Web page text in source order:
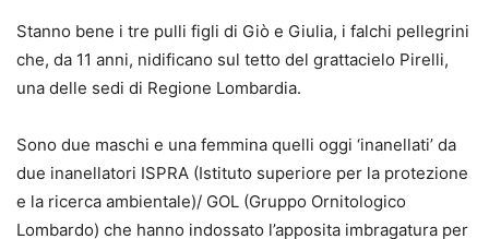
Stanno bene i tre pulli figli di Giò e Giulia, i falchi pellegrini
che, da 11 anni, nidificano sul tetto del grattacielo Pirelli,
una delle sedi di Regione Lombardia.
Sono due maschi e una femmina quelli oggi ‘inanellati’ da
due inanellatori ISPRA (Istituto superiore per la protezione
e la ricerca ambientale)/ GOL (Gruppo Ornitologico
Lombardo) che hanno indossato l’apposita imbragatura per